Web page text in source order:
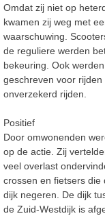
Omdat zij niet op
kwamen zij weg met
waarschuwing.
de reguliere werden
bekeuring. Ook
geschreven voor
onverzekerd rijden.
Positief
Door omwonenden
op de actie. Zij
veel overlast
crossen en fietsers die
dijk negeren. De dijk
de Zuid-Westdijk is